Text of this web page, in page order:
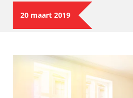
20 maart 2019